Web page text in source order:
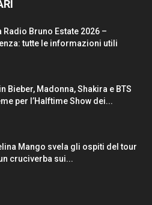
Radio Bruno Estate 2026 –
tutte le informazioni utili
Bieber, Madonna, Shakira e BTS
per l’Halftime Show dei...
Mango svela gli ospiti del tour
cruciverba sui...